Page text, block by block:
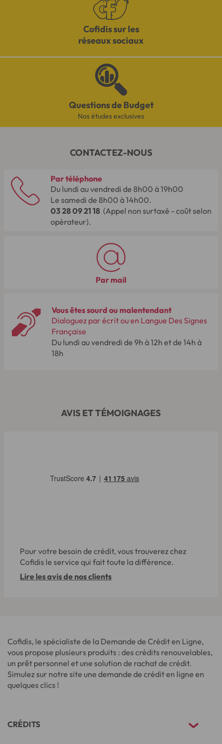
Cofidis sur les
réseaux sociaux
Questions de Budget
Nos études exclusives
CONTACTEZ-NOUS
Par téléphone
Du lundi au vendredi de 8h00 à 19h00
Le samedi de 8h00 à 14h00.
03 28 09 21 18 (Appel non surtaxé - coût selon
opérateur).
Par mail
Vous êtes sourd ou malentendant
Dialoguez par écrit ou en Langue Des Signes
Française
Du lundi au vendredi de 9h à 12h et de 14h à
18h
AVIS ET TÉMOIGNAGES
Pour votre besoin de crédit, vous trouverez chez
Cofidis le service qui fait toute la différence.
Lire les avis de nos clients
Cofidis, le spécialiste de la Demande de Crédit en Ligne,
vous propose plusieurs produits : des crédits renouvelables,
un prêt personnel et une solution de rachat de crédit.
Simulez sur notre site une demande de crédit en ligne en
quelques clics !
CRÉDITS